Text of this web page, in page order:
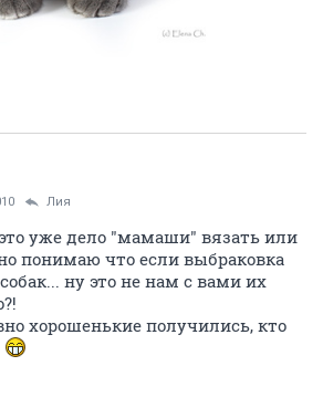
Лия
уже дело "мамаши" вязать или
понимаю что если выбраковка
ну это не нам с вами их
хорошенькие получились, кто